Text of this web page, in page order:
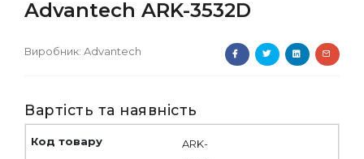
Advantech ARK-3532D
Виробник: Advantech
Вартість та наявність
ARK-